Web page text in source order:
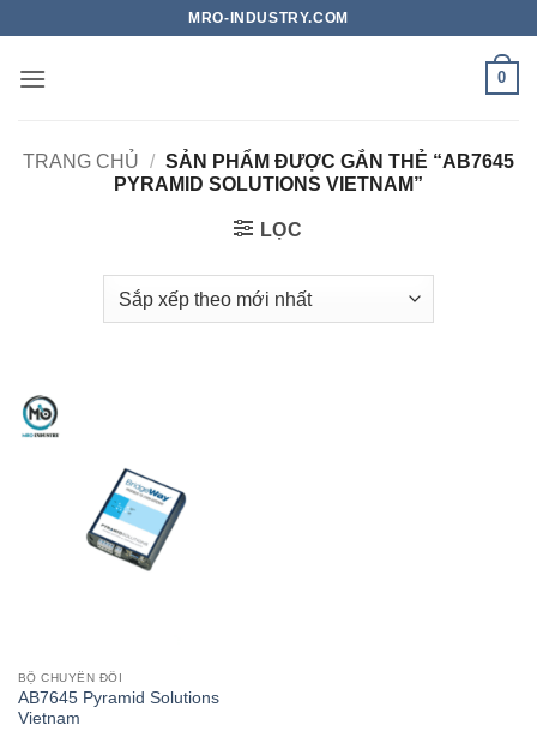
nội
MRO-INDUSTRY.COM
0
TRANG CHỦ / SẢN PHẨM ĐƯỢC GẮN THẺ “AB7645
PYRAMID SOLUTIONS VIETNAM”
LỌC
BỘ CHUYỂN ĐỔI
AB7645 Pyramid Solutions
Vietnam